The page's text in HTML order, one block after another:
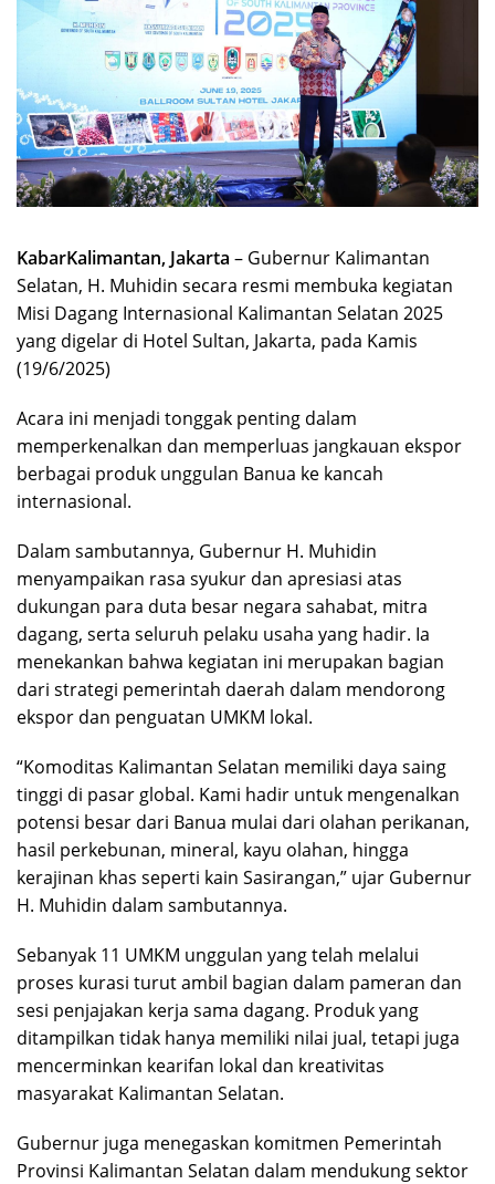
KabarKalimantan, Jakarta – Gubernur Kalimantan
Selatan, H. Muhidin secara resmi membuka kegiatan
Misi Dagang Internasional Kalimantan Selatan 2025
yang digelar di Hotel Sultan, Jakarta, pada Kamis
(19/6/2025)
Acara ini menjadi tonggak penting dalam
memperkenalkan dan memperluas jangkauan ekspor
berbagai produk unggulan Banua ke kancah
internasional.
Dalam sambutannya, Gubernur H. Muhidin
menyampaikan rasa syukur dan apresiasi atas
dukungan para duta besar negara sahabat, mitra
dagang, serta seluruh pelaku usaha yang hadir. Ia
menekankan bahwa kegiatan ini merupakan bagian
dari strategi pemerintah daerah dalam mendorong
ekspor dan penguatan UMKM lokal.
“Komoditas Kalimantan Selatan memiliki daya saing
tinggi di pasar global. Kami hadir untuk mengenalkan
potensi besar dari Banua mulai dari olahan perikanan,
hasil perkebunan, mineral, kayu olahan, hingga
kerajinan khas seperti kain Sasirangan,” ujar Gubernur
H. Muhidin dalam sambutannya.
Sebanyak 11 UMKM unggulan yang telah melalui
proses kurasi turut ambil bagian dalam pameran dan
sesi penjajakan kerja sama dagang. Produk yang
ditampilkan tidak hanya memiliki nilai jual, tetapi juga
mencerminkan kearifan lokal dan kreativitas
masyarakat Kalimantan Selatan.
Gubernur juga menegaskan komitmen Pemerintah
Provinsi Kalimantan Selatan dalam mendukung sektor